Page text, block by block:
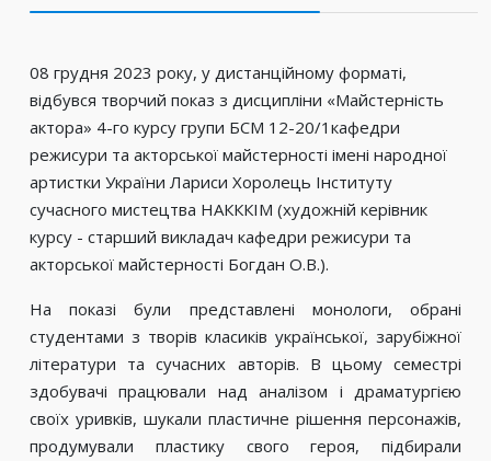
08 грудня 2023 року, у дистанційному форматі,
відбувся творчий показ з дисципліни «Майстерність
актора» 4-го курсу групи БСМ 12-20/1кафедри
режисури та акторської майстерності імені народної
артистки України Лариси Хоролець Інституту
сучасного мистецтва НАКККІМ (художній керівник
курсу - старший викладач кафедри режисури та
акторської майстерності Богдан О.В.).
На показі були представлені монологи, обрані
студентами з творів класиків української, зарубіжної
літератури та сучасних авторів. В цьому семестрі
здобувачі працювали над аналізом і драматургією
своїх уривків, шукали пластичне рішення персонажів,
продумували пластику свого героя, підбирали